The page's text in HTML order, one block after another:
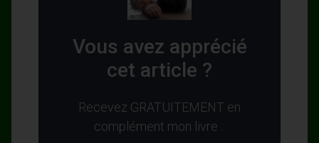
Vous avez apprécié
cet article ?
Recevez GRATUITEMENT en
complément mon livre :